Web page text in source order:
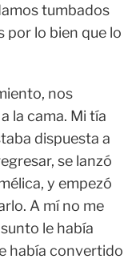
tumbados
por lo bien que lo
nos
la cama. Mi tía
dispuesta a
se lanzó
y empezó
A mí no me
le había
había convertido